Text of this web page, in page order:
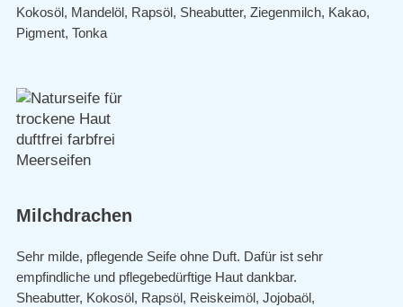
Kokosöl, Mandelöl, Rapsöl, Sheabutter, Ziegenmilch, Kakao,
Pigment, Tonka
Milchdrachen
Sehr milde, pflegende Seife ohne Duft. Dafür ist sehr
empfindliche und pflegebedürftige Haut dankbar.
Sheabutter, Kokosöl, Rapsöl, Reiskeimöl, Jojobaöl,